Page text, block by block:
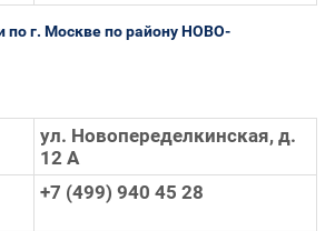
г. Москве по району НОВО-
ул. Новопеределкинская, д.
12 А
+7 (499) 940 45 28